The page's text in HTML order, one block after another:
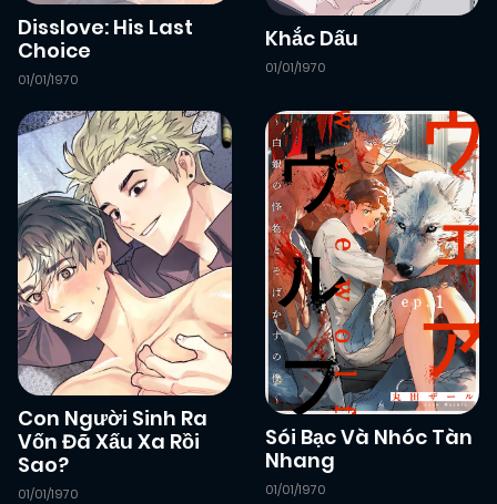
Chapter 2
Chapter 1(VIP) 12/01/2026
Disslove: His Last
Choice
01/01/1970
Khắc Dấu
01/01/1970
Con Người Sinh Ra
Vốn Đã Xấu Xa Rồi
Sao?
01/01/1970
Sói Bạc Và Nhóc Tàn
Nhang
01/01/1970